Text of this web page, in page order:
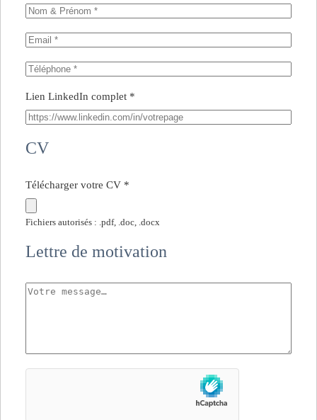
Lien LinkedIn complet *
CV
Télécharger votre CV *
Fichiers autorisés : .pdf, .doc, .docx
Lettre de motivation